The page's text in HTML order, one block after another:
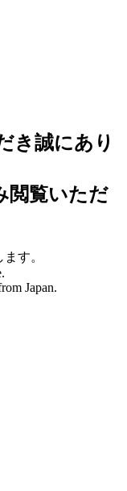
き誠にあり
閲覧いただ
す。
Japan.